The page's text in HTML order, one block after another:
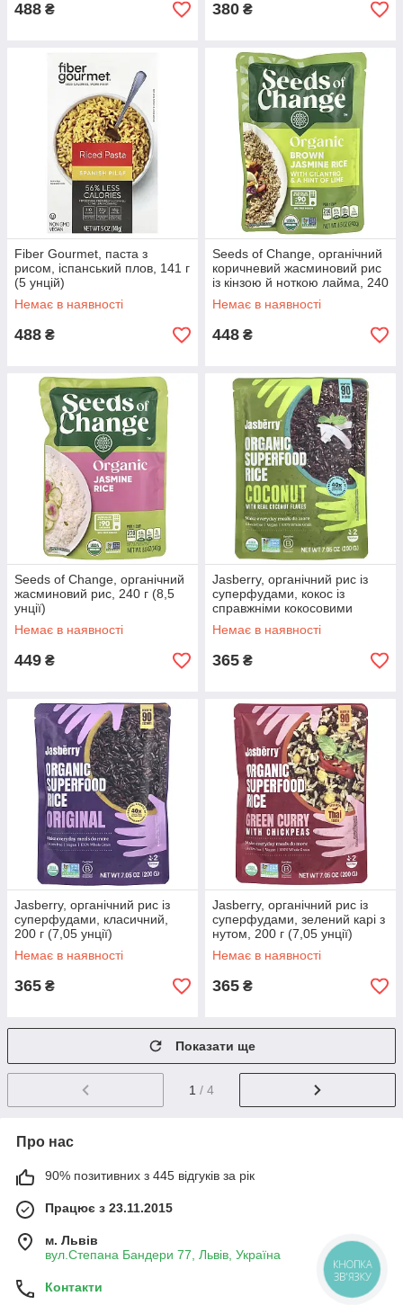
488 ₴ 380 ₴
Fiber Gourmet, паста з
рисом, іспанський плов, 141 г
(5 унцій)
Немає в наявності
488 ₴
Seeds of Change, органічний
коричневий жасминовий рис
із кінзою й ноткою лайма, 240
г (8,5 унції)
Немає в наявності
448 ₴
Seeds of Change, органічний
жасминовий рис, 240 г (8,5
унції)
Немає в наявності
449 ₴
Jasberry, органічний рис із
суперфудами, кокос із
справжніми кокосовими
пластівцями, 200 г (7,05
унції)
Немає в наявності
365 ₴
Jasberry, органічний рис із
суперфудами, класичний,
200 г (7,05 унції)
Немає в наявності
365 ₴
Jasberry, органічний рис із
суперфудами, зелений карі з
нутом, 200 г (7,05 унції)
Немає в наявності
365 ₴
Показати ще
1 / 4
Про нас
90% позитивних з 445 відгуків за рік
Працює з 23.11.2015
м. Львів
вул.Степана Бандери 77, Львів, Україна
Контакти
КНОПКА
ЗВ'ЯЗКУ